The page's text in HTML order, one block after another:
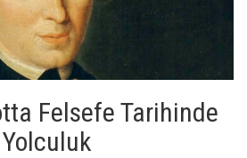
Felsefe Tarihinde
Yolculuk